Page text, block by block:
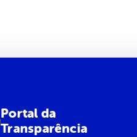
Portal da
Transparência